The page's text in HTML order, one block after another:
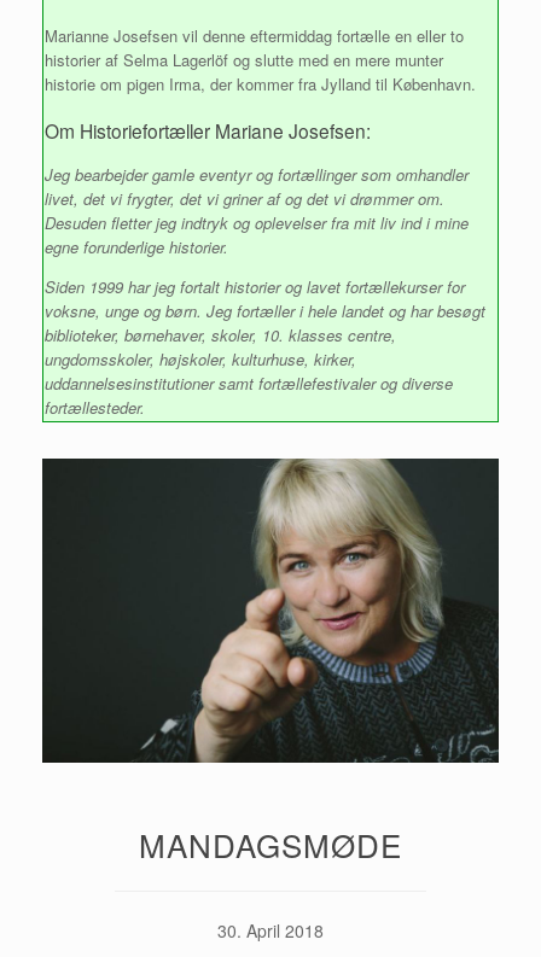
Marianne Josefsen vil denne eftermiddag fortælle en eller to
historier af Selma Lagerlöf og slutte med en mere munter
historie om pigen Irma, der kommer fra Jylland til København.
Om Historiefortæller Mariane Josefsen:
Jeg bearbejder gamle eventyr og fortællinger som omhandler
livet, det vi frygter, det vi griner af og det vi drømmer om.
Desuden fletter jeg indtryk og oplevelser fra mit liv ind i mine
egne forunderlige historier.
Siden 1999 har jeg fortalt historier og lavet fortællekurser for
voksne, unge og børn. Jeg fortæller i hele landet og har besøgt
biblioteker, børnehaver, skoler, 10. klasses centre,
ungdomsskoler, højskoler, kulturhuse, kirker,
uddannelsesinstitutioner samt fortællefestivaler og diverse
fortællesteder.
MANDAGSMØDE
30. April 2018